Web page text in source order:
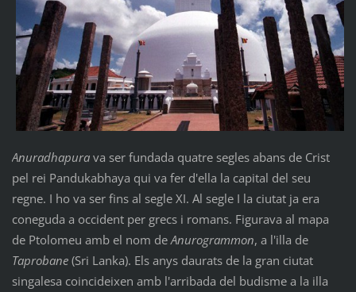
Anuradhapurava ser fundada quatre segles abans de Crist
pel rei Pandukabhaya qui va fer d'ella la capital del seu
regne. I ho va ser fins al segle XI. Al segle I la ciutat ja era
coneguda a occident per grecs i romans. Figurava al mapa
de Ptolomeu amb el nom de Anurogrammon, a l'illa de
Taprobane(Sri Lanka). Els anys daurats de la gran ciutat
singalesa coincideixen amb l'arribada del budisme a la illa